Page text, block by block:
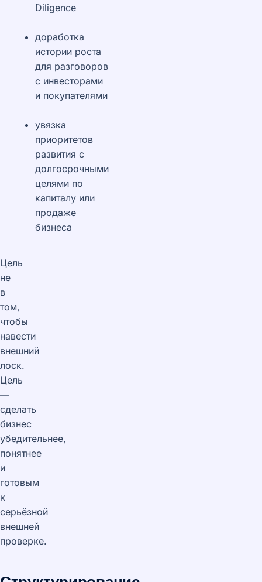
Diligence
доработка
истории роста
для разговоров
с инвесторами
и покупателями
увязка
приоритетов
развития с
долгосрочными
целями по
капиталу или
продаже
бизнеса
Цель
не
в
том,
чтобы
навести
внешний
лоск.
Цель
—
сделать
бизнес
убедительнее,
понятнее
и
готовым
к
серьёзной
внешней
проверке.